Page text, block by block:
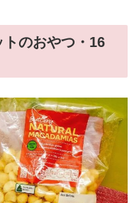
のおやつ・16